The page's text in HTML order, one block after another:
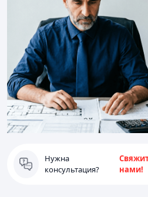
Нужна
консультация?
нами!